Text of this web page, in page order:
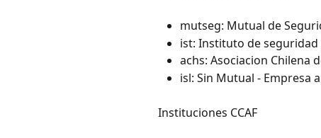
mutseg: Mutual de
ist: Instituto de seguridad
achs: Asociacion Chilena
isl: Sin Mutual - Empresa
Instituciones CCAF